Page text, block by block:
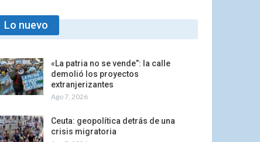
Lo nuevo
«La patria no se vende”: la calle
demolió los proyectos
extranjerizantes
Ago 7, 2026
Ceuta: geopolítica detrás de una
crisis migratoria